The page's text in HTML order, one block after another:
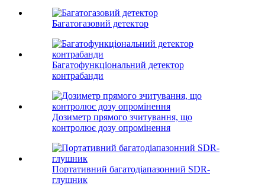
Багатогазовий детектор
Багатофункціональний детектор
контрабанди
Дозиметр прямого зчитування, що
контролює дозу опромінення
Портативний багатодіапазонний SDR-
глушник